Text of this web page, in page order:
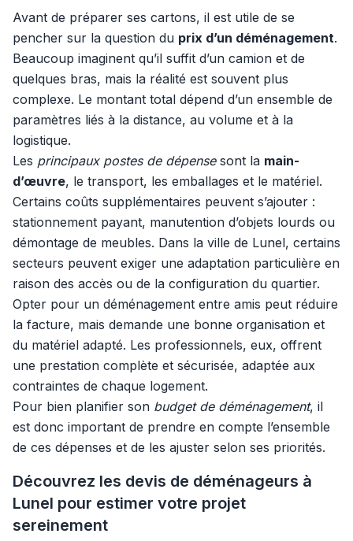
Avant de préparer ses cartons, il est utile de se
pencher sur la question du prix d’un déménagement.
Beaucoup imaginent qu’il suffit d’un camion et de
quelques bras, mais la réalité est souvent plus
complexe. Le montant total dépend d’un ensemble de
paramètres liés à la distance, au volume et à la
logistique.
Les principaux postes de dépensesont la main-
d’œuvre, le transport, les emballages et le matériel.
Certains coûts supplémentaires peuvent s’ajouter :
stationnement payant, manutention d’objets lourds ou
démontage de meubles. Dans la ville de Lunel, certains
secteurs peuvent exiger une adaptation particulière en
raison des accès ou de la configuration du quartier.
Opter pour un déménagement entre amis peut réduire
la facture, mais demande une bonne organisation et
du matériel adapté. Les professionnels, eux, offrent
une prestation complète et sécurisée, adaptée aux
contraintes de chaque logement.
Pour bien planifier son budget de déménagement, il
est donc important de prendre en compte l’ensemble
de ces dépenses et de les ajuster selon ses priorités.
Découvrez les devis de déménageurs à
Lunel pour estimer votre projet
sereinement